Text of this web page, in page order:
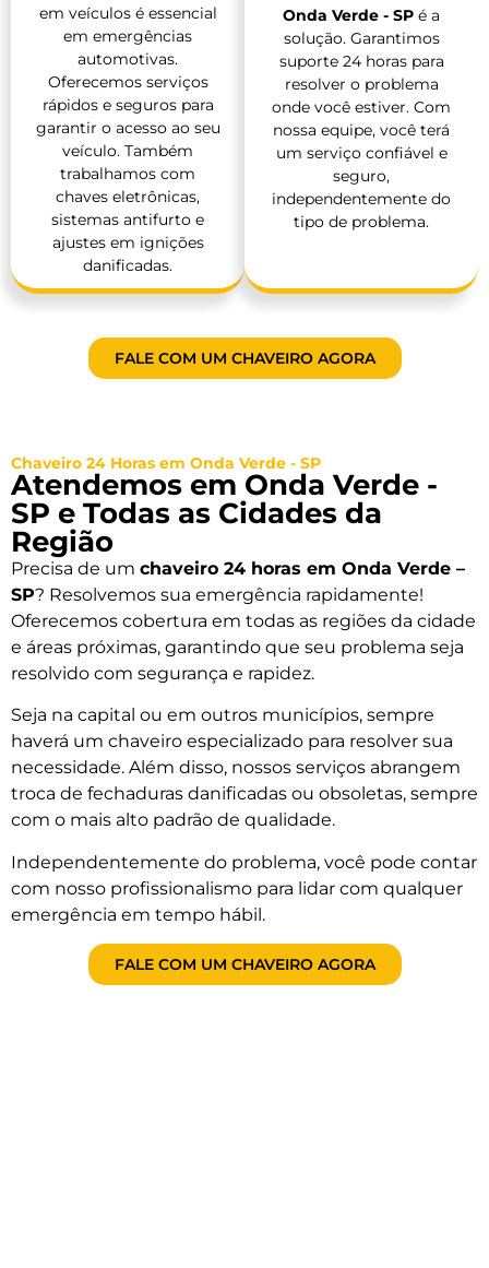
em veículos é essencial
em emergências
automotivas.
Oferecemos serviços
rápidos e seguros para
garantir o acesso ao seu
veículo. Também
trabalhamos com
chaves eletrônicas,
sistemas antifurto e
ajustes em ignições
danificadas.
Onda Verde - SP é a
solução. Garantimos
suporte 24 horas para
resolver o problema
onde você estiver. Com
nossa equipe, você terá
um serviço confiável e
seguro,
independentemente do
tipo de problema.
FALE COM UM CHAVEIRO AGORA
Chaveiro 24 Horas em Onda Verde - SP
Atendemos em Onda Verde -
SP e Todas as Cidades da
Região
Precisa de um chaveiro 24 horas em Onda Verde –
SP? Resolvemos sua emergência rapidamente!
Oferecemos cobertura em todas as regiões da cidade
e áreas próximas, garantindo que seu problema seja
resolvido com segurança e rapidez.
Seja na capital ou em outros municípios, sempre
haverá um chaveiro especializado para resolver sua
necessidade. Além disso, nossos serviços abrangem
troca de fechaduras danificadas ou obsoletas, sempre
com o mais alto padrão de qualidade.
Independentemente do problema, você pode contar
com nosso profissionalismo para lidar com qualquer
emergência em tempo hábil.
FALE COM UM CHAVEIRO AGORA